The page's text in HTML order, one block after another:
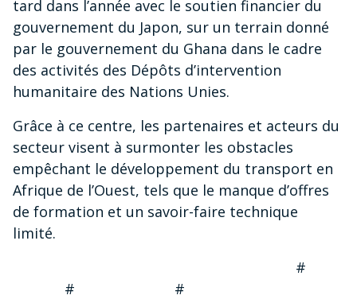
tard dans l’année avec le soutien financier du
gouvernement du Japon, sur un terrain donné
par le gouvernement du Ghana dans le cadre
des activités des Dépôts d’intervention
humanitaire des Nations Unies.
Grâce à ce centre, les partenaires et acteurs du
secteur visent à surmonter les obstacles
empêchant le développement du transport en
Afrique de l’Ouest, tels que le manque d’offres
de formation et un savoir-faire technique
limité.
#
# #